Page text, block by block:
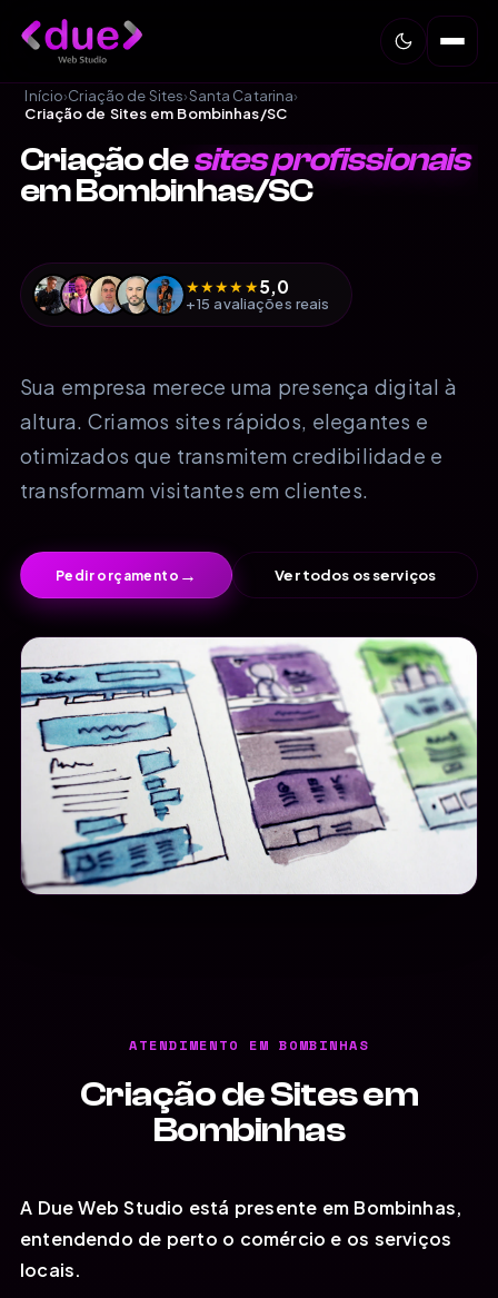
Início›Criação de Sites›Santa Catarina›
Criação de Sites em Bombinhas/SC
Criação desites profissionais
em Bombinhas/SC
★★★★★5,0
+15 avaliações reais
Sua empresa merece uma presença digital à
altura. Criamos sites rápidos, elegantes e
otimizados que transmitem credibilidade e
transformam visitantes em clientes.
Pedir orçamento → Ver todos os serviços
ATENDIMENTO EM BOMBINHAS
Criação de Sites em
Bombinhas
A Due Web Studio está presente em Bombinhas,
entendendo de perto o comércio e os serviços
locais.